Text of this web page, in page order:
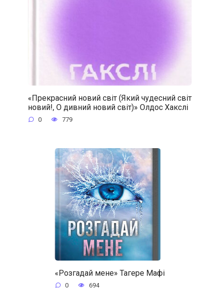
«Прекрасний новий світ (Який чудесний світ
новий!, О дивний новий світ)» Олдос Хакслі
0 779
«Розгадай мене» Тагере Мафі
0 694